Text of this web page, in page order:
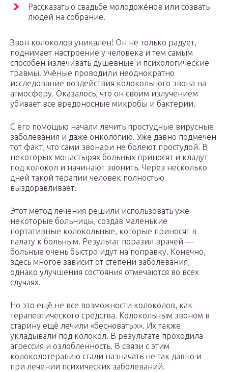
Рассказать о свадьбе молодожёнов или созвать
людей на собрание.
Звон колоколов уникален! Он не только радует,
поднимает настроение у человека и тем самым
способен излечивать душевные и психологические
травмы. Учёные проводили неоднократно
исследование воздействия колокольного звона на
атмосферу. Оказалось, что он своим излучением
убивает все вредоносные микробы и бактерии.
С его помощью начали лечить простудные вирусные
заболевания и даже онкологию. Уже давно подмечен
тот факт, что сами звонари не болеют простудой. В
некоторых монастырях больных приносят и кладут
под колокол и начинают звонить. Через несколько
дней такой терапии человек полностью
выздоравливает.
Этот метод лечения решили использовать уже
некоторые больницы, создав маленькие
портативные колокольные, которые приносят в
палату к больным. Результат поразил врачей —
больные очень быстро идут на поправку. Конечно,
здесь многое зависит от степени заболевания,
однако улучшения состояния отмечаются во всех
случаях.
Но это ещё не все возможности колоколов, как
терапевтического средства. Колокольным звоном в
старину ещё лечили «бесноватых». Их также
укладывали под колокол. В результате проходила
агрессия и озлобленность. В связи с этим
колоколотерапию стали назначать не так давно и
при лечении психических заболеваний.